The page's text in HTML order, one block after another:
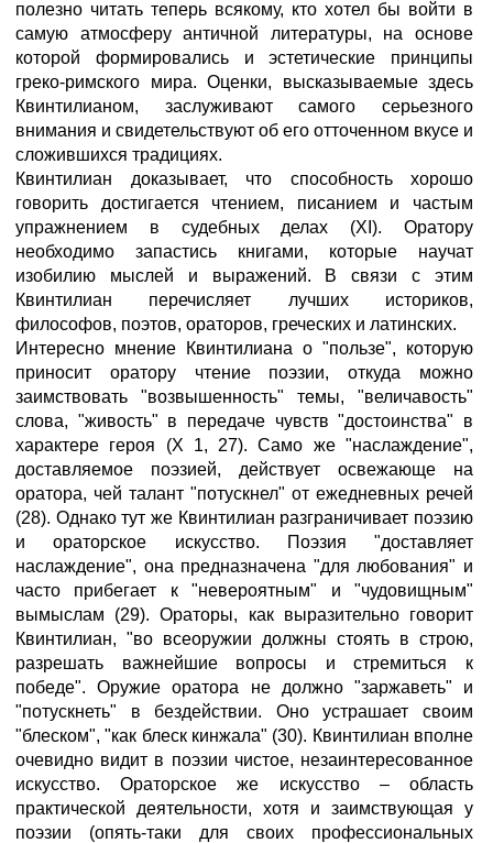
полезно читать теперь всякому, кто хотел бы войти в
самую атмосферу античной литературы, на основе
которой формировались и эстетические принципы
греко-римского мира. Оценки, высказываемые здесь
Квинтилианом, заслуживают самого серьезного
внимания и свидетельствуют об его отточенном вкусе и
сложившихся традициях.
Квинтилиан доказывает, что способность хорошо
говорить достигается чтением, писанием и частым
упражнением в судебных делах (XI). Оратору
необходимо запастись книгами, которые научат
изобилию мыслей и выражений. В связи с этим
Квинтилиан перечисляет лучших историков,
философов, поэтов, ораторов, греческих и латинских.
Интересно мнение Квинтилиана о "пользе", которую
приносит оратору чтение поэзии, откуда можно
заимствовать "возвышенность" темы, "величавость"
слова, "живость" в передаче чувств "достоинства" в
характере героя (X 1, 27). Само же "наслаждение",
доставляемое поэзией, действует освежающе на
оратора, чей талант "потускнел" от ежедневных речей
(28). Однако тут же Квинтилиан разграничивает поэзию
и ораторское искусство. Поэзия "доставляет
наслаждение", она предназначена "для любования" и
часто прибегает к "невероятным" и "чудовищным"
вымыслам (29). Ораторы, как выразительно говорит
Квинтилиан, "во всеоружии должны стоять в строю,
разрешать важнейшие вопросы и стремиться к
победе". Оружие оратора не должно "заржаветь" и
"потускнеть" в бездействии. Оно устрашает своим
"блеском", "как блеск кинжала" (30). Квинтилиан вполне
очевидно видит в поэзии чистое, незаинтересованное
искусство. Ораторское же искусство – область
практической деятельности, хотя и заимствующая у
поэзии (опять-таки для своих профессиональных